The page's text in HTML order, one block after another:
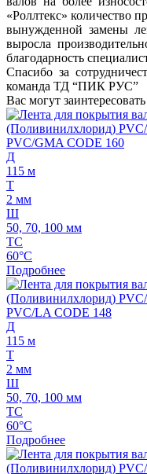
«Роллтекс» количество
вынужденной замены
выросла
благодарность
Спасибо за
команда ТД “ПИК РУС”
Вас могут заинтересовать
PVC/GMA CODE 160
Д
115 м
Т
2 мм
Ш
50, 70, 100 мм
ТС
60°C
Подробнее
PVC/LA CODE 148
Д
115 м
Т
2 мм
Ш
50, 70, 100 мм
ТС
60°C
Подробнее